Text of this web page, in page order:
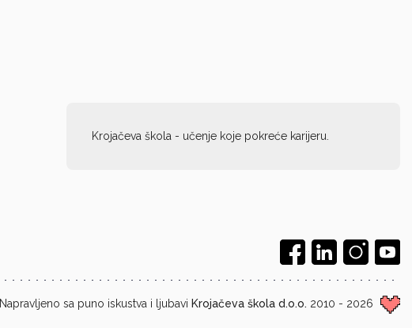
Krojačeva škola - učenje koje pokreće karijeru.
Napravljeno sa puno iskustva i ljubavi Krojačeva škola d.o.o. 2010 - 2026